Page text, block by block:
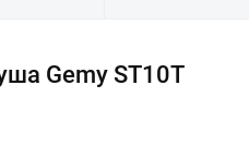
Gemy ST10T